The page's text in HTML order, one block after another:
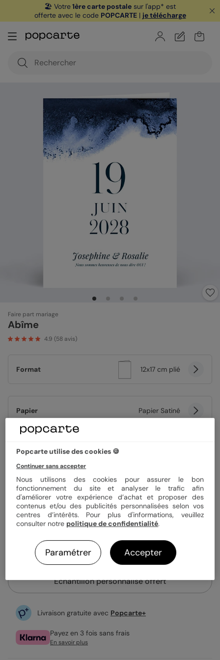
🏖️ Votre1ère carte postale sur l'app* est
offerte avec le code POPCARTE| je télécharge
Faire part mariage
Abîme
4.9 (58 avis)
Format 12x17 cm plié
Papier Papier Satiné
1,52 €
Enveloppe blanche offerte
Fabrication française
Expédition rapide en 24h
Personnaliser
Échantillon personnalisé offert
Livraison gratuite avec Popcarte+
Payez en 3 fois sans frais
En savoir plus
Popcarte utilise des cookies 🍪
Continuer sans accepter
Nous utilisons des cookies pour assurer le bon
fonctionnement du site et analyser le trafic afin
d'améliorer votre expérience d’achat et proposer des
contenus et/ou des publicités personnalisées selon vos
centres d’intérêts. Pour plus d'informations, veuillez
consulter notre politique de confidentialité.
Paramétrer Accepter